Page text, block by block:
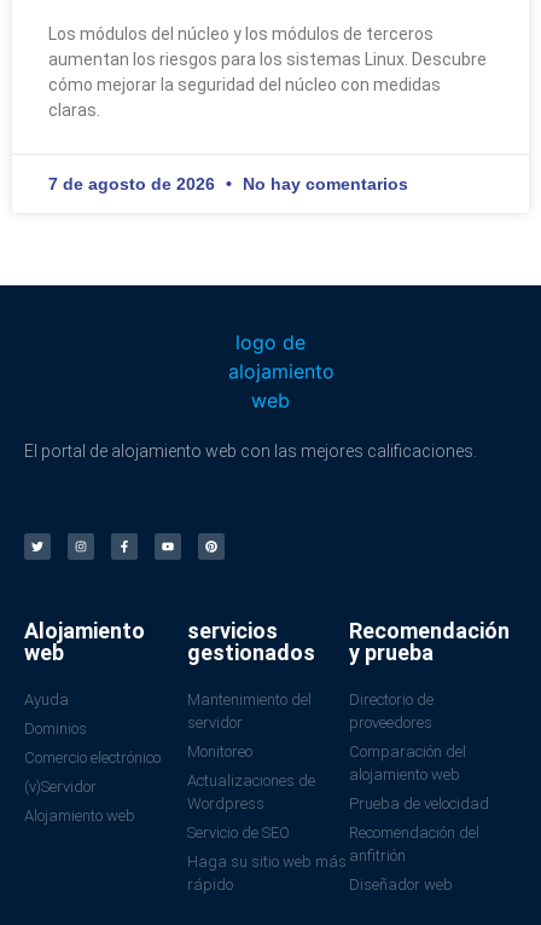
Los módulos del núcleo y los módulos de terceros
aumentan los riesgos para los sistemas Linux. Descubre
cómo mejorar la seguridad del núcleo con medidas
claras.
7 de agosto de 2026 No hay comentarios
El portal de alojamiento web con las mejores calificaciones.
Alojamiento
web
Ayuda
Dominios
Comercio electrónico
(v)Servidor
Alojamiento web
servicios
gestionados
Mantenimiento del
servidor
Monitoreo
Actualizaciones de
Wordpress
Servicio de SEO
Haga su sitio web más
rápido
Recomendación
y prueba
Directorio de
proveedores
Comparación del
alojamiento web
Prueba de velocidad
Recomendación del
anfitrión
Diseñador web